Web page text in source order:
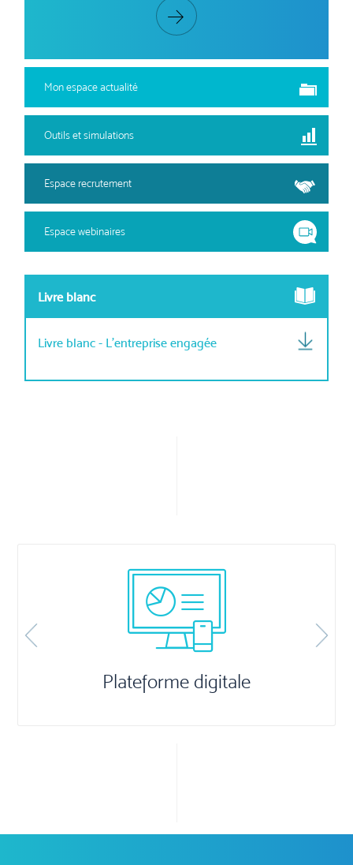
Mon espace actualité
Outils et simulations
Espace recrutement
Espace webinaires
Livre blanc
Livre blanc - L'entreprise engagée
Plateforme digitale
Previous Next